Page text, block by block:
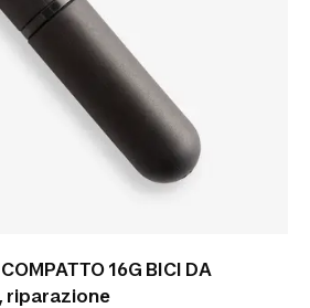
16G BICI DA
riparazione